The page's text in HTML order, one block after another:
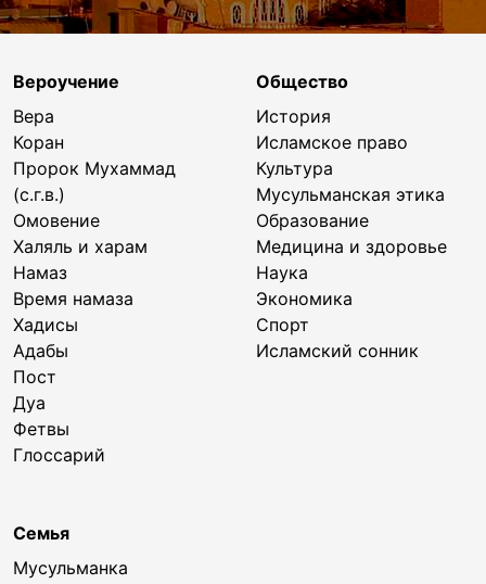
Вероучение
Вера
Коран
Пророк Мухаммад
(с.г.в.)
Омовение
Халяль и харам
Намаз
Время намаза
Хадисы
Адабы
Пост
Дуа
Фетвы
Глоссарий
Общество
История
Исламское право
Культура
Мусульманская этика
Образование
Медицина и здоровье
Наука
Экономика
Спорт
Исламский сонник
Семья
Мусульманка